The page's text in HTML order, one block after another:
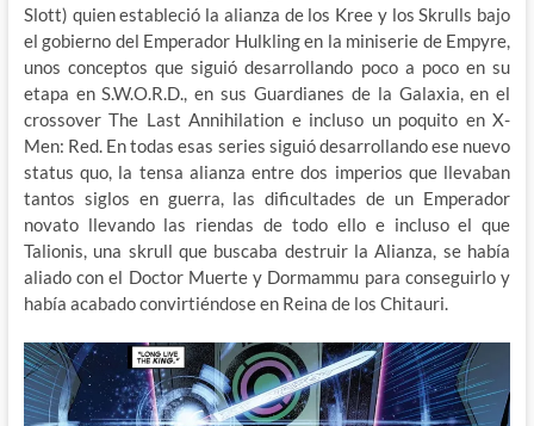
Slott) quien estableció la alianza de los Kree y los Skrulls bajo
el gobierno del Emperador Hulkling en la miniserie de Empyre,
unos conceptos que siguió desarrollando poco a poco en su
etapa en S.W.O.R.D., en sus Guardianes de la Galaxia, en el
crossover The Last Annihilation e incluso un poquito en X-
Men: Red. En todas esas series siguió desarrollando ese nuevo
status quo, la tensa alianza entre dos imperios que llevaban
tantos siglos en guerra, las dificultades de un Emperador
novato llevando las riendas de todo ello e incluso el que
Talionis, una skrull que buscaba destruir la Alianza, se había
aliado con el Doctor Muerte y Dormammu para conseguirlo y
había acabado convirtiéndose en Reina de los Chitauri.